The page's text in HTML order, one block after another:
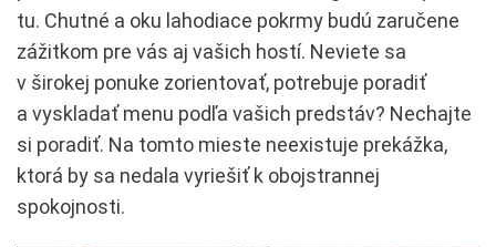
tu. Chutné a oku lahodiace pokrmy budú zaručene
zážitkom pre vás aj vašich hostí. Neviete sa
v širokej ponuke zorientovať, potrebuje poradiť
a vyskladať menu podľa vašich predstáv? Nechajte
si poradiť. Na tomto mieste neexistuje prekážka,
ktorá by sa nedala vyriešiť k obojstrannej
spokojnosti.